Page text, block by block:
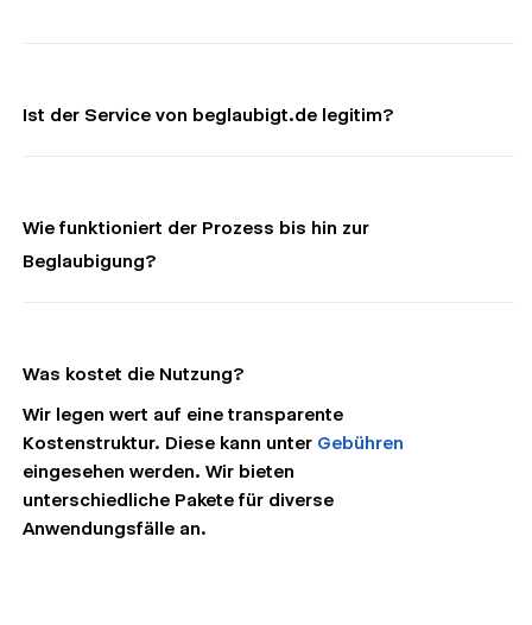
Ist der Service von beglaubigt.de legitim?
Wie funktioniert der Prozess bis hin zur
Beglaubigung?
Was kostet die Nutzung?
Wir legen wert auf eine transparente
Kostenstruktur. Diese kann unter Gebühren
eingesehen werden. Wir bieten
unterschiedliche Pakete für diverse
Anwendungsfälle an.